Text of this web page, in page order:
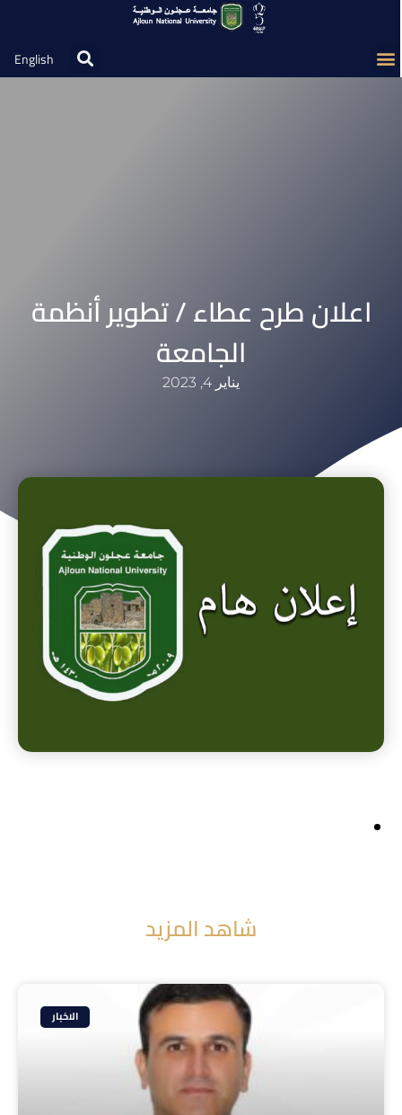
English
اعلان طرح عطاء / تطوير أنظمة
الجامعة
يناير 4, 2023
شاهد المزيد
الاخبار